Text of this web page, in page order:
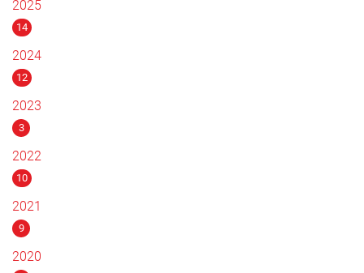
2025
14
2024
12
2023
3
2022
10
2021
9
2020